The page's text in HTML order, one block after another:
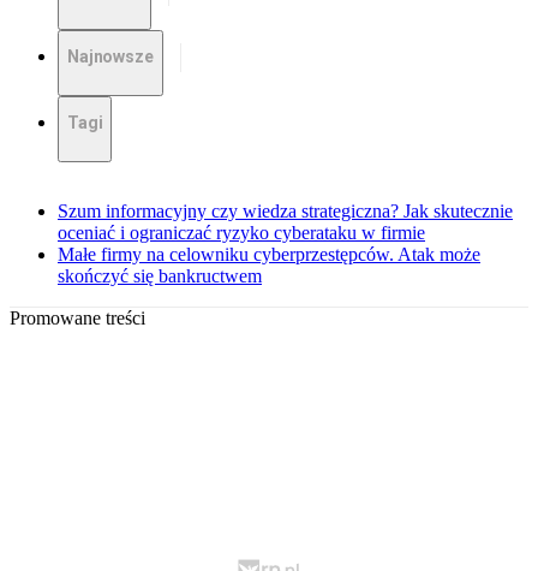
Najnowsze
Tagi
Szum informacyjny czy wiedza strategiczna? Jak skutecznie
oceniać i ograniczać ryzyko cyberataku w firmie
Małe firmy na celowniku cyberprzestępców. Atak może
skończyć się bankructwem
Promowane treści